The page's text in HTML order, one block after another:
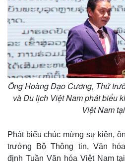
Thế giới
Quan sát
Cuộc sống đó đây
Ông Hoàng Đạo Cương, Thứ
và Du lịch Việt Nam phát biểu
Việt Nam
Phát biểu chúc mừng sự kiện,
trưởng Bộ Thông tin, Văn
định Tuần Văn hóa Việt Nam